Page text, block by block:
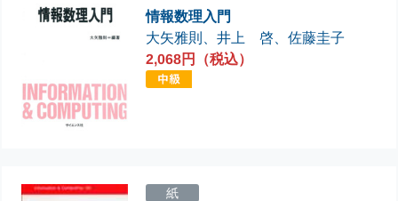
情報数理入門
大矢雅則 、井上 啓 、佐藤圭子
2,068円（税込）
紙